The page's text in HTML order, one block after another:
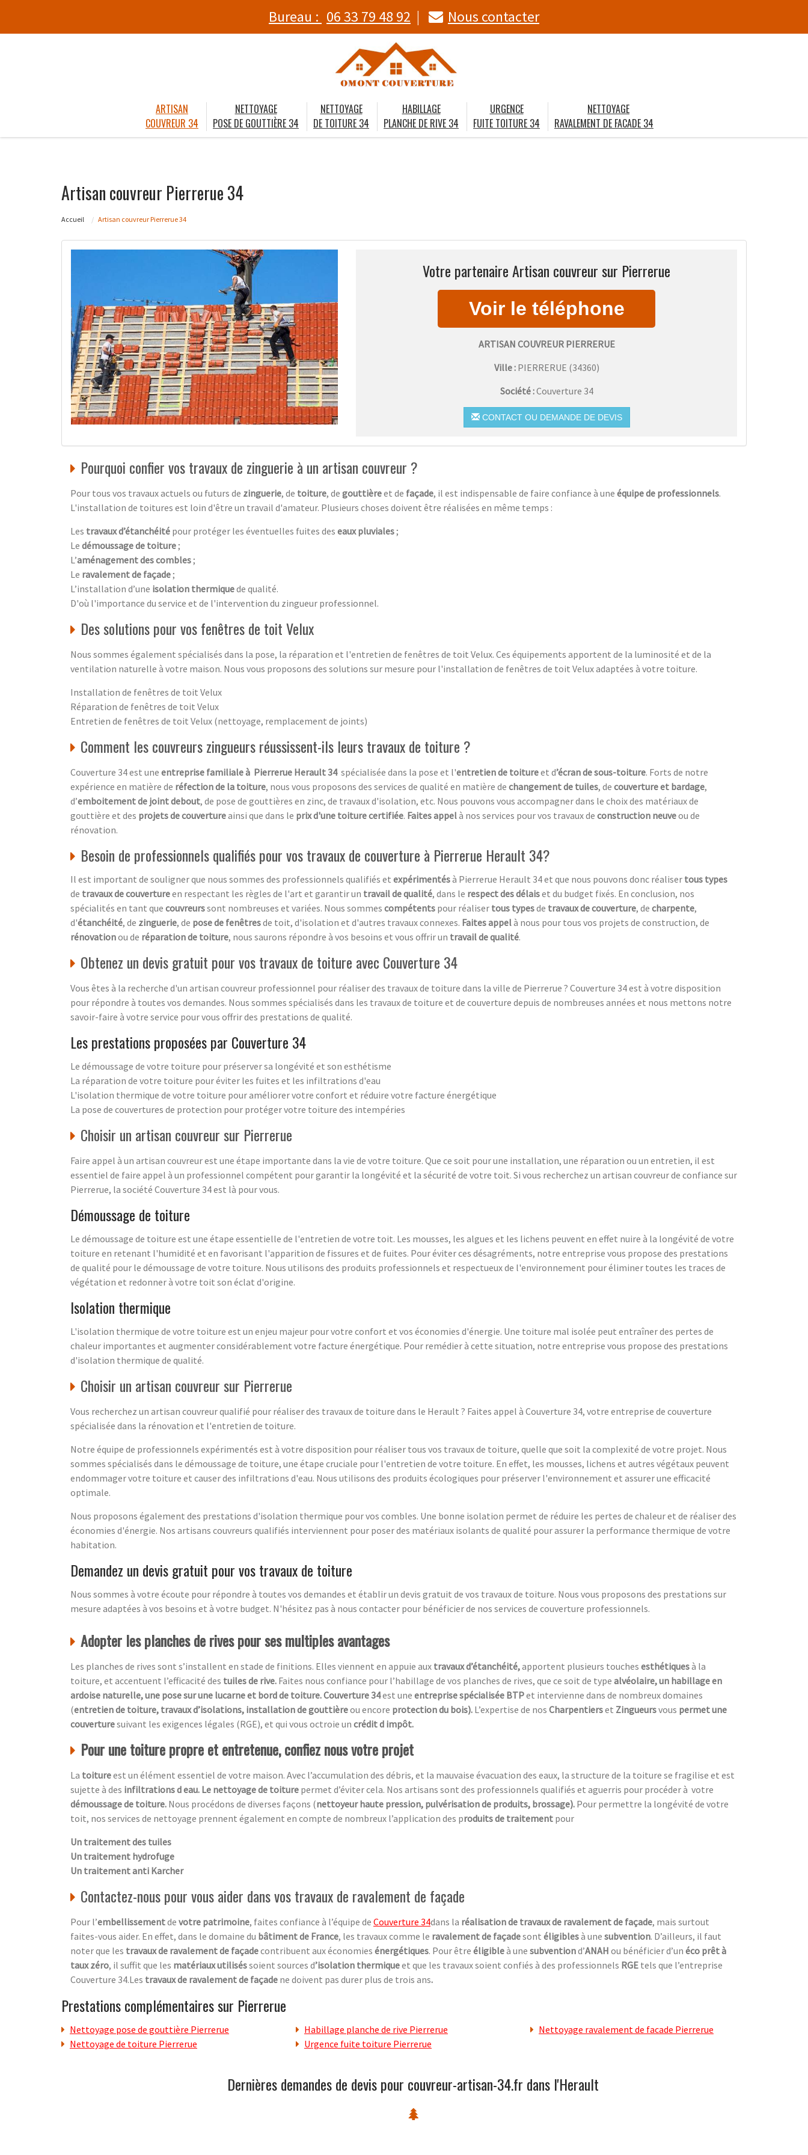
Bureau : 06 33 79 48 92 Nous contacter
ARTISAN
COUVREUR 34
NETTOYAGE
POSE DE GOUTTIÈRE 34
NETTOYAGE
DE TOITURE 34
HABILLAGE
PLANCHE DE RIVE 34
URGENCE
FUITE TOITURE 34
NETTOYAGE
RAVALEMENT DE FACADE 34
Artisan couvreur Pierrerue 34
Accueil Artisan couvreur Pierrerue 34
Votre partenaire Artisan couvreur sur Pierrerue
ARTISAN COUVREUR PIERRERUE
Ville : PIERRERUE (34360)
Société :Couverture 34
CONTACT OU DEMANDE DE DEVIS
Pourquoi confier vos travaux de zinguerie à un artisan couvreur ?
Pour tous vos travaux actuels ou futurs de zinguerie, de toiture, de gouttièreet de façade, il est indispensable de faire confiance à une équipe de professionnels.
L'installation de toitures est loin d'être un travail d'amateur. Plusieurs choses doivent être réalisées en même temps :
Les travaux d’étanchéité pour protéger les éventuelles fuites des eaux pluviales ;
Le démoussage de toiture ;
L’aménagement des combles ;
Le ravalement de façade ;
L’installation d’une isolation thermiquede qualité.
D'où l'importance du service et de l'intervention du zingueur professionnel.
Des solutions pour vos fenêtres de toit Velux
Nous sommes également spécialisés dans la pose, la réparation et l'entretien de fenêtres de toit Velux. Ces équipements apportent de la luminosité et de la
ventilation naturelle à votre maison. Nous vous proposons des solutions sur mesure pour l'installation de fenêtres de toit Velux adaptées à votre toiture.
Installation de fenêtres de toit Velux
Réparation de fenêtres de toit Velux
Entretien de fenêtres de toit Velux (nettoyage, remplacement de joints)
Comment les couvreurs zingueurs réussissent-ils leurs travaux de toiture ?
Couverture 34 est une entreprise familiale à Pierrerue Herault 34 spécialisée dans la pose et l'entretien de toitureet d’écran de sous-toiture. Forts de notre
expérience en matière de réfection de la toiture, nous vous proposons des services de qualité en matière de changement de tuiles, de couverture et bardage,
d’emboitement de joint debout, de pose de gouttières en zinc, de travaux d'isolation, etc. Nous pouvons vous accompagner dans le choix des matériaux de
gouttière et des projets de couvertureainsi que dans le prix d'une toiture certifiée. Faites appelà nos services pour vos travaux de construction neuveou de
rénovation.
Besoin de professionnels qualifiés pour vos travaux de couverture à Pierrerue Herault 34?
Il est important de souligner que nous sommes des professionnels qualifiés et expérimentésà Pierrerue Herault 34 et que nous pouvons donc réaliser tous types
de travaux de couvertureen respectant les règles de l'art et garantir un travail de qualité, dans le respect des délaiset du budget fixés. En conclusion, nos
spécialités en tant que couvreurssont nombreuses et variées. Nous sommes compétents pour réaliser tous typesde travaux de couverture, de charpente,
d'étanchéité, de zinguerie, de pose de fenêtresde toit, d'isolation et d'autres travaux connexes. Faites appelà nous pour tous vos projets de construction, de
rénovationou de réparation de toiture, nous saurons répondre à vos besoins et vous offrir un travail de qualité.
Obtenez un devis gratuit pour vos travaux de toiture avec Couverture 34
Vous êtes à la recherche d'un artisan couvreur professionnel pour réaliser des travaux de toiture dans la ville de Pierrerue ? Couverture 34 est à votre disposition
pour répondre à toutes vos demandes. Nous sommes spécialisés dans les travaux de toiture et de couverture depuis de nombreuses années et nous mettons notre
savoir-faire à votre service pour vous offrir des prestations de qualité.
Les prestations proposées par Couverture 34
Le démoussage de votre toiture pour préserver sa longévité et son esthétisme
La réparation de votre toiture pour éviter les fuites et les infiltrations d'eau
L'isolation thermique de votre toiture pour améliorer votre confort et réduire votre facture énergétique
La pose de couvertures de protection pour protéger votre toiture des intempéries
Choisir un artisan couvreur sur Pierrerue
Faire appel à un artisan couvreur est une étape importante dans la vie de votre toiture. Que ce soit pour une installation, une réparation ou un entretien, il est
essentiel de faire appel à un professionnel compétent pour garantir la longévité et la sécurité de votre toit. Si vous recherchez un artisan couvreur de confiance sur
Pierrerue, la société Couverture 34 est là pour vous.
Démoussage de toiture
Le démoussage de toiture est une étape essentielle de l'entretien de votre toit. Les mousses, les algues et les lichens peuvent en effet nuire à la longévité de votre
toiture en retenant l'humidité et en favorisant l'apparition de fissures et de fuites. Pour éviter ces désagréments, notre entreprise vous propose des prestations
de qualité pour le démoussage de votre toiture. Nous utilisons des produits professionnels et respectueux de l'environnement pour éliminer toutes les traces de
végétation et redonner à votre toit son éclat d'origine.
Isolation thermique
L'isolation thermique de votre toiture est un enjeu majeur pour votre confort et vos économies d'énergie. Une toiture mal isolée peut entraîner des pertes de
chaleur importantes et augmenter considérablement votre facture énergétique. Pour remédier à cette situation, notre entreprise vous propose des prestations
d'isolation thermique de qualité.
Choisir un artisan couvreur sur Pierrerue
Vous recherchez un artisan couvreur qualifié pour réaliser des travaux de toiture dans le Herault ? Faites appel à Couverture 34, votre entreprise de couverture
spécialisée dans la rénovation et l'entretien de toiture.
Notre équipe de professionnels expérimentés est à votre disposition pour réaliser tous vos travaux de toiture, quelle que soit la complexité de votre projet. Nous
sommes spécialisés dans le démoussage de toiture, une étape cruciale pour l'entretien de votre toiture. En effet, les mousses, lichens et autres végétaux peuvent
endommager votre toiture et causer des infiltrations d'eau. Nous utilisons des produits écologiques pour préserver l'environnement et assurer une efficacité
optimale.
Nous proposons également des prestations d'isolation thermique pour vos combles. Une bonne isolation permet de réduire les pertes de chaleur et de réaliser des
économies d'énergie. Nos artisans couvreurs qualifiés interviennent pour poser des matériaux isolants de qualité pour assurer la performance thermique de votre
habitation.
Demandez un devis gratuit pour vos travaux de toiture
Nous sommes à votre écoute pour répondre à toutes vos demandes et établir un devis gratuit de vos travaux de toiture. Nous vous proposons des prestations sur
mesure adaptées à vos besoins et à votre budget. N'hésitez pas à nous contacter pour bénéficier de nos services de couverture professionnels.
Adopter les planches de rives pour ses multiples avantages
Les planches de rives sont s’installent en stade de finitions. Elles viennent en appuie aux travaux d’étanchéité,apportent plusieurs touches esthétiquesà la
toiture, et accentuent l’efficacité des tuiles de rive. Faites nous confiance pour l’habillage de vos planches de rives, que ce soit de type alvéolaire, un habillage en
ardoise naturelle, une pose sur une lucarne et bord de toiture. Couverture 34est une entreprise spécialisée BTPet intervienne dans de nombreux domaines
(entretien de toiture, travaux d’isolations, installation de gouttièreou encore protection du bois). L’expertise de nos Charpentierset Zingueursvous permet une
couverturesuivant les exigences légales (RGE), et qui vous octroie un crédit d impôt.
Pour une toiture propre et entretenue, confiez nous votre projet
La toitureest un élément essentiel de votre maison. Avec l’accumulation des débris, et la mauvaise évacuation des eaux, la structure de la toiture se fragilise et est
sujette à des infiltrations d eau. Le nettoyage de toiture permet d’éviter cela. Nos artisans sont des professionnels qualifiés et aguerris pour procéder à votre
démoussage de toiture. Nous procédons de diverses façons (nettoyeur haute pression, pulvérisation de produits, brossage). Pour permettre la longévité de votre
toit, nos services de nettoyage prennent également en compte de nombreux l’application des produits de traitement pour
Un traitement des tuiles
Un traitement hydrofuge
Un traitement anti Karcher
Contactez-nous pour vous aider dans vos travaux de ravalement de façade
Pour l’embellissementde votre patrimoine, faites confiance à l’équipe de Couverture 34dans la réalisation de travaux de ravalement de façade, mais surtout
faites-vous aider. En effet, dans le domaine du bâtiment de France, les travaux comme le ravalement de façadesont éligiblesà une subvention. D’ailleurs, il faut
noter que les travaux de ravalement de façadecontribuent aux économies énergétiques. Pour être éligibleà une subventiond’ANAH ou bénéficier d’un éco prêt à
taux zéro, il suffit que les matériaux utiliséssoient sources d’isolation thermiqueet que les travaux soient confiés à des professionnels RGE tels que l’entreprise
Couverture 34.Les travaux de ravalement de façade ne doivent pas durer plus de trois ans.
Prestations complémentaires sur Pierrerue
Nettoyage pose de gouttière Pierrerue
Nettoyage de toiture Pierrerue
Habillage planche de rive Pierrerue
Urgence fuite toiture Pierrerue
Nettoyage ravalement de facade Pierrerue
Dernières demandes de devis pour couvreur-artisan-34.fr dans l'Herault